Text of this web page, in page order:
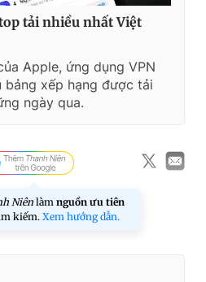
tải nhiều nhất Việt
Apple, ứng dụng VPN
bảng xếp hạng được tải
ngày qua.
Niên làm nguồn ưu tiên
kiếm. Xem hướng dẫn.